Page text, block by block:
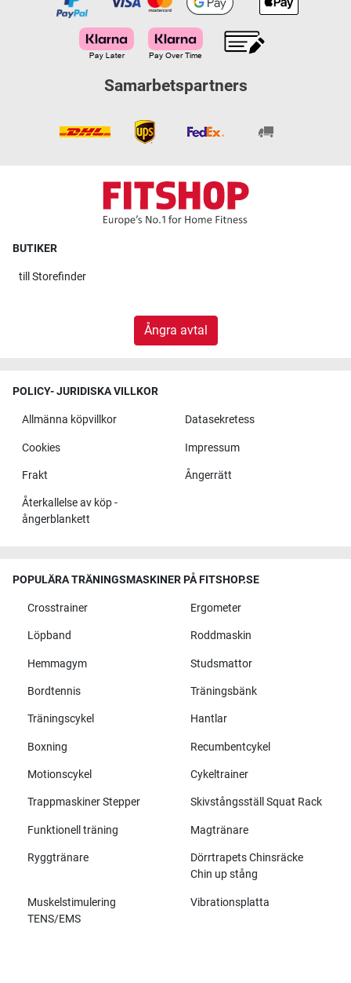
Samarbetspartners
BUTIKER
till Storefinder
Ångra avtal
POLICY- JURIDISKA VILLKOR
Allmänna köpvillkor Datasekretess
Cookies Impressum
Frakt Ångerrätt
Återkallelse av köp -
ångerblankett
POPULÄRA TRÄNINGSMASKINER PÅ FITSHOP.SE
Crosstrainer Ergometer
Löpband Roddmaskin
Hemmagym Studsmattor
Bordtennis Träningsbänk
Träningscykel Hantlar
Boxning Recumbentcykel
Motionscykel Cykeltrainer
Trappmaskiner Stepper Skivstångsställ Squat Rack
Funktionell träning Magtränare
Ryggtränare
Dörrtrapets Chinsräcke
Chin up stång
Muskelstimulering
TENS/EMS
Vibrationsplatta